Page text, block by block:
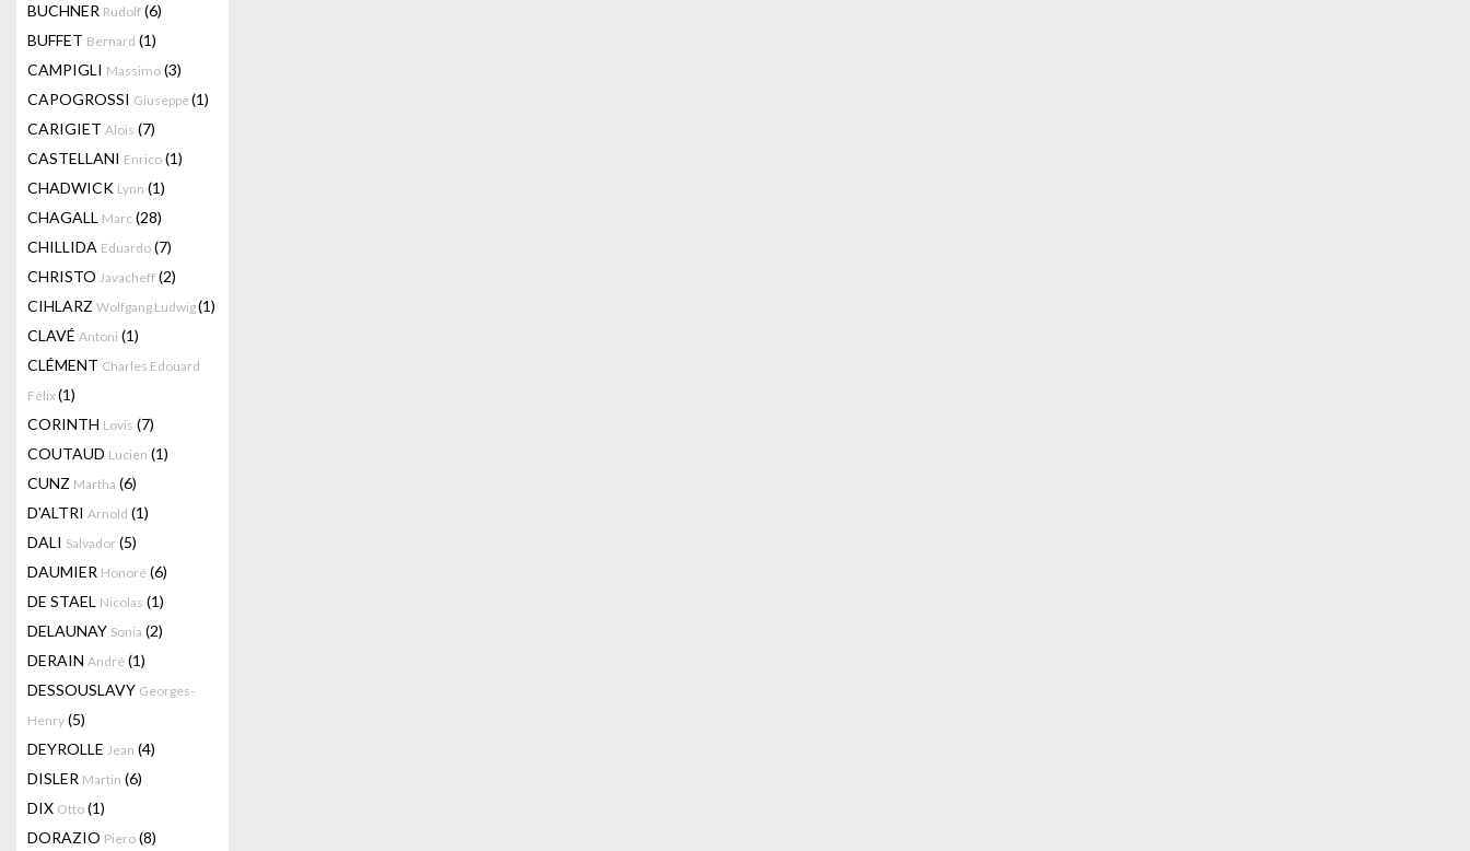
BUCHNER Rudolf (6)
BUFFET Bernard (1)
CAMPIGLI Massimo (3)
CAPOGROSSI Giuseppe(1)
CARIGIET Alois (7)
CASTELLANI Enrico (1)
CHADWICK Lynn (1)
CHAGALL Marc (28)
CHILLIDA Eduardo (7)
CHRISTO Javacheff (2)
CIHLARZ Wolfgang Ludwig(1)
CLAVÉ Antoni (1)
CLÉMENT Charles Edouard
Félix(1)
CORINTH Lovis (7)
COUTAUD Lucien (1)
CUNZ Martha (6)
D'ALTRI Arnold (1)
DALI Salvador (5)
DAUMIER Honoré (6)
DE STAEL Nicolas (1)
DELAUNAY Sonia (2)
DERAIN André (1)
DESSOUSLAVY Georges-
Henry (5)
DEYROLLE Jean (4)
DISLER Martin (6)
DIX Otto (1)
DORAZIO Piero (8)